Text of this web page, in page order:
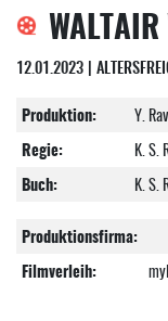
WALTAIR
12.01.2023 |
Produktion:
Y.
Regie:
K. S.
Buch:
K. S.
Produktionsfirma:
Filmverleih: